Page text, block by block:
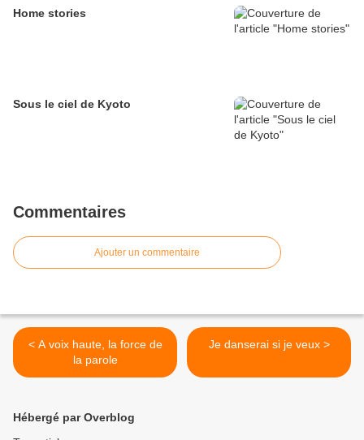
Home stories
Sous le ciel de Kyoto
Commentaires
Ajouter un commentaire
< A voix haute, la force de
la parole
Je danserai si je veux >
Hébergé par Overblog